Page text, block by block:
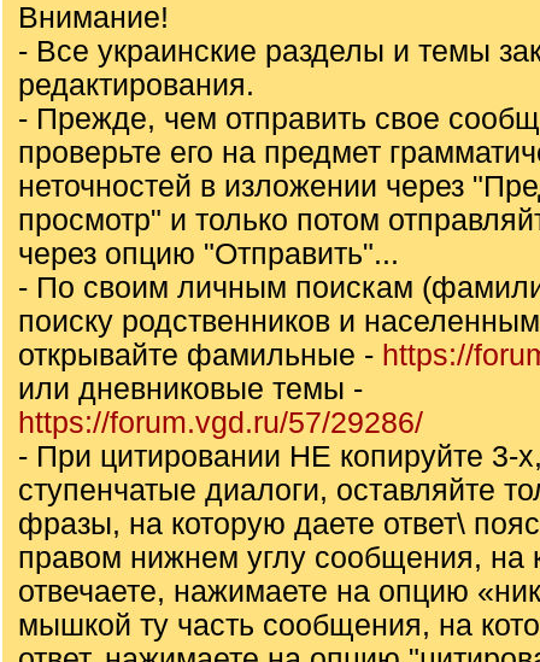
Внимание!
- Все украинские разделы и темы
редактирования.
- Прежде, чем отправить свое
проверьте его на предмет
неточностей в изложении через
просмотр" и только потом
через опцию "Отправить"...
- По своим личным поискам
поиску родственников и
открывайте фамильные - https://
или дневниковые темы -
https://forum.vgd.ru/57/29286/
- При цитировании НЕ копируйте 3-
ступенчатые диалоги, оставляйте
фразы, на которую даете ответ\
правом нижнем углу сообщения, на
отвечаете, нажимаете на опцию
мышкой ту часть сообщения, на